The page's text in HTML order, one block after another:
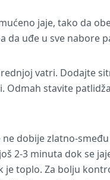
jaje, tako da
da uđe u sve nabore
vatri. Dodajte
Odmah stavite
dobije zlatno-
2-3 minuta dok se
toplo. Za bolju